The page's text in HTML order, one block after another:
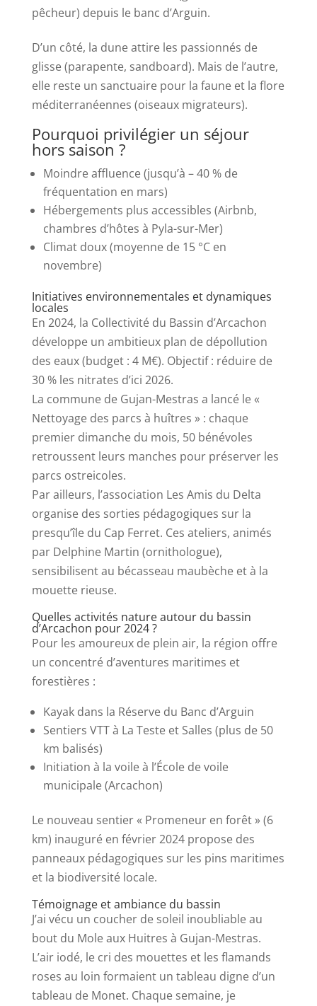
pêcheur) depuis le banc d’Arguin.
D’un côté, la dune attire les passionnés de
glisse (parapente, sandboard). Mais de l’autre,
elle reste un sanctuaire pour la faune et la flore
méditerranéennes (oiseaux migrateurs).
Pourquoi privilégier un séjour
hors saison ?
Moindre affluence (jusqu’à – 40 % de
fréquentation en mars)
Hébergements plus accessibles (Airbnb,
chambres d’hôtes à Pyla-sur-Mer)
Climat doux (moyenne de 15 °C en
novembre)
Initiatives environnementales et dynamiques
locales
En 2024, la Collectivité du Bassin d’Arcachon
développe un ambitieux plan de dépollution
des eaux (budget : 4 M€). Objectif : réduire de
30 % les nitrates d’ici 2026.
La commune de Gujan-Mestras a lancé le «
Nettoyage des parcs à huîtres » : chaque
premier dimanche du mois, 50 bénévoles
retroussent leurs manches pour préserver les
parcs ostreicoles.
Par ailleurs, l’association Les Amis du Delta
organise des sorties pédagogiques sur la
presqu’île du Cap Ferret. Ces ateliers, animés
par Delphine Martin (ornithologue),
sensibilisent au bécasseau maubèche et à la
mouette rieuse.
Quelles activités nature autour du bassin
d’Arcachon pour 2024 ?
Pour les amoureux de plein air, la région offre
un concentré d’aventures maritimes et
forestières :
Kayak dans la Réserve du Banc d’Arguin
Sentiers VTT à La Teste et Salles (plus de 50
km balisés)
Initiation à la voile à l’École de voile
municipale (Arcachon)
Le nouveau sentier « Promeneur en forêt » (6
km) inauguré en février 2024 propose des
panneaux pédagogiques sur les pins maritimes
et la biodiversité locale.
Témoignage et ambiance du bassin
J’ai vécu un coucher de soleil inoubliable au
bout du Mole aux Huitres à Gujan-Mestras.
L’air iodé, le cri des mouettes et les flamands
roses au loin formaient un tableau digne d’un
tableau de Monet. Chaque semaine, je